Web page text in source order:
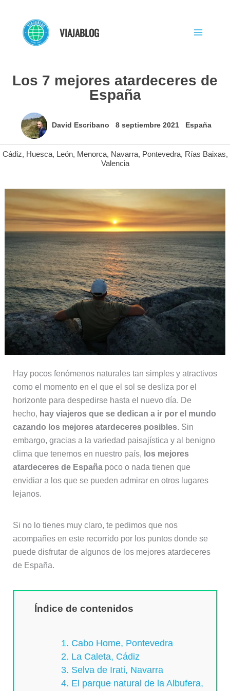
contenido
VIAJABLOG
Los 7 mejores atardeceres de
España
David Escribano 8 septiembre 2021 España
Cádiz, Huesca, León, Menorca, Navarra, Pontevedra, Rías Baixas,
Valencia
Hay pocos fenómenos naturales tan simples y atractivos
como el momento en el que el sol se desliza por el
horizonte para despedirse hasta el nuevo día. De
hecho, hay viajeros que se dedican a ir por el mundo
cazando los mejores atardeceres posibles. Sin
embargo, gracias a la variedad paisajística y al benigno
clima que tenemos en nuestro país, los mejores
atardeceres de Españapoco o nada tienen que
envidiar a los que se pueden admirar en otros lugares
lejanos.
Si no lo tienes muy claro, te pedimos que nos
acompañes en este recorrido por los puntos donde se
puede disfrutar de algunos de los mejores atardeceres
de España.
Índice de contenidos
1. Cabo Home, Pontevedra
2. La Caleta, Cádiz
3. Selva de Irati, Navarra
4. El parque natural de la Albufera,